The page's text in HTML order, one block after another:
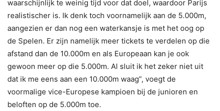
waarschijnlijk te weinig tijd voor dat doel, waardoor Parijs
realistischer is. Ik denk toch voornamelijk aan de 5.000m,
aangezien er dan nog een waterkansje is met het oog op
de Spelen. Er zijn namelijk meer tickets te verdelen op die
afstand dan de 10.000m en als Europeaan kan je ook
gewoon meer op die 5.000m. Al sluit ik het zeker niet uit
dat ik me eens aan een 10.000m waag”, voegt de
voormalige vice-Europese kampioen bij de junioren en
beloften op de 5.000m toe.